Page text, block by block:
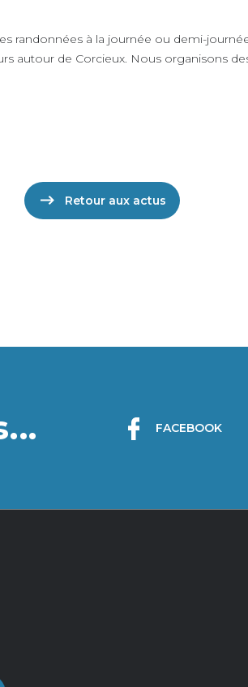
randonnées à la journée ou demi-
autour de Corcieux. Nous organisons
Retour aux actus
FACEBOOK